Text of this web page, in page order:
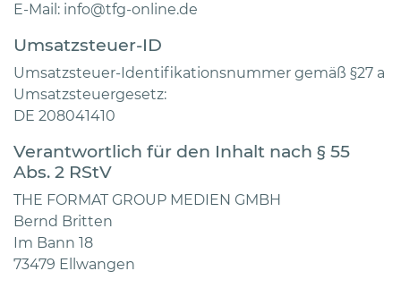
E-Mail: info@tfg-online.de
Umsatzsteuer-ID
Umsatzsteuer-Identifikationsnummer gemäß §27 a
Umsatzsteuergesetz:
DE 208041410
Verantwortlich für den Inhalt nach § 55
Abs. 2 RStV
THE FORMAT GROUP MEDIEN GMBH
Bernd Britten
Im Bann 18
73479 Ellwangen